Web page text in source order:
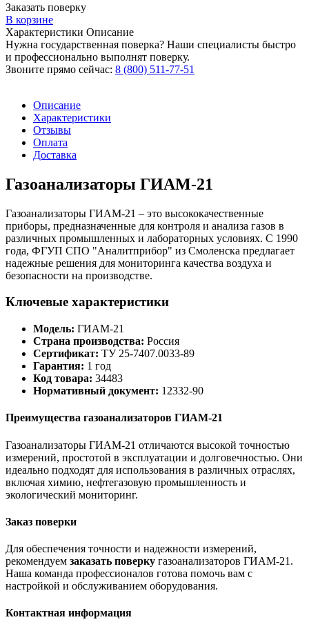
Заказать поверку
В корзине
Характеристики Описание
Нужна государственная поверка? Наши специалисты быстро
и профессионально выполнят поверку.
Звоните прямо сейчас: 8 (800) 511-77-51
Описание
Характеристики
Отзывы
Оплата
Доставка
Газоанализаторы ГИАМ-21
Газоанализаторы ГИАМ-21 – это высококачественные
приборы, предназначенные для контроля и анализа газов в
различных промышленных и лабораторных условиях. С 1990
года, ФГУП СПО "Аналитприбор" из Смоленска предлагает
надежные решения для мониторинга качества воздуха и
безопасности на производстве.
Ключевые характеристики
Модель: ГИАМ-21
Страна производства: Россия
Сертификат: ТУ 25-7407.0033-89
Гарантия: 1 год
Код товара: 34483
Нормативный документ: 12332-90
Преимущества газоанализаторов ГИАМ-21
Газоанализаторы ГИАМ-21 отличаются высокой точностью
измерений, простотой в эксплуатации и долговечностью. Они
идеально подходят для использования в различных отраслях,
включая химию, нефтегазовую промышленность и
экологический мониторинг.
Заказ поверки
Для обеспечения точности и надежности измерений,
рекомендуем заказать поверку газоанализаторов ГИАМ-21.
Наша команда профессионалов готова помочь вам с
настройкой и обслуживанием оборудования.
Контактная информация